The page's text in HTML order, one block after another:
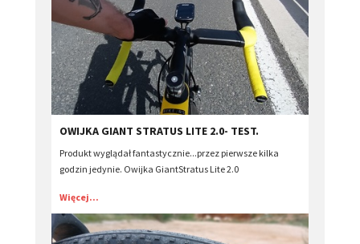
OWIJKA GIANT STRATUS LITE 2.0- TEST.
Produkt wyglądał fantastycznie...przez pierwsze kilka
godzin jedynie. Owijka GiantStratus Lite 2.0
Więcej...